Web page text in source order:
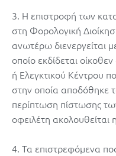
3. Η επιστροφή των
στη Φορολογική
ανωτέρω διενεργείται
οποίο εκδίδεται
ή Ελεγκτικού Κέντρου
στην οποία αποδόθηκε
περίπτωση πίστωσης
οφειλέτη
4. Τα επιστρεφόμενα